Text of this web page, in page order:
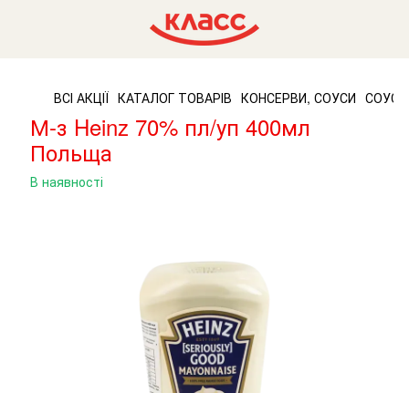
ВСІ АКЦІЇ КАТАЛОГ ТОВАРІВ КОНСЕРВИ, СОУСИ СОУСИ
М-з Heinz 70% пл/уп 400мл
Польща
В наявності